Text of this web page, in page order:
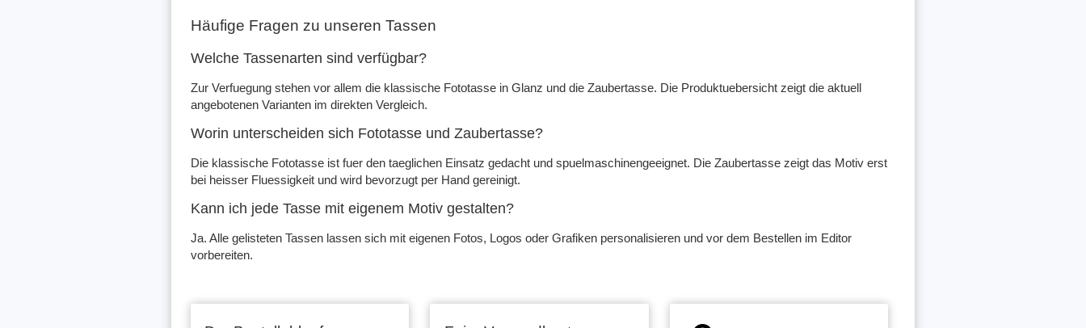
Häufige Fragen zu unseren Tassen
Welche Tassenarten sind verfügbar?
Zur Verfuegung stehen vor allem die klassische Fototasse in Glanz und die Zaubertasse. Die Produktuebersicht zeigt die aktuell
angebotenen Varianten im direkten Vergleich.
Worin unterscheiden sich Fototasse und Zaubertasse?
Die klassische Fototasse ist fuer den taeglichen Einsatz gedacht und spuelmaschinengeeignet. Die Zaubertasse zeigt das Motiv erst
bei heisser Fluessigkeit und wird bevorzugt per Hand gereinigt.
Kann ich jede Tasse mit eigenem Motiv gestalten?
Ja. Alle gelisteten Tassen lassen sich mit eigenen Fotos, Logos oder Grafiken personalisieren und vor dem Bestellen im Editor
vorbereiten.